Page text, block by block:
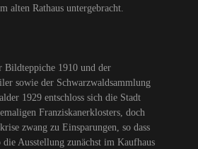
alten Rathaus untergebracht.
Bildteppiche 1910 und der
sowie der Schwarzwaldsammlung
1929 entschloss sich die Stadt
Franziskanerklosters, doch
zwang zu Einsparungen, so dass
Ausstellung zunächst im Kaufhaus